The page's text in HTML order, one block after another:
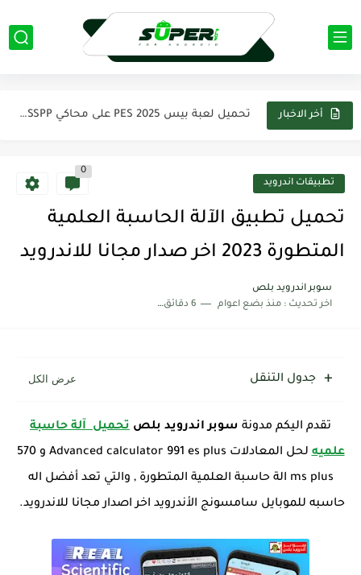
أخر الاخبار
تحميل تطبيق كيك Cake لتعلم اللغه الانجليزية اخر اصدار من...
تحميل لعبة بيس 2025 PES على محاكي PPSSPP تعليق عربي...
تحميل لعبة Modern Warships مهكرة 2025 من ميديافاير آخر اصدار... تطبيقات اندرويد
0
تحميل تطبيق الآلة الحاسبة العلمية
المتطورة 2023 اخر صدار مجانا للاندرويد
سوبر اندرويد بلص
اخر تحديث :منذ بضع اعوام 6 دقائق للقراءة
جدول التنقل
تقدم اليكم مدونة سوبر اندرويد بلص تحميلآلة حاسبة
علميهلحل المعادلات
Advanced calculator 991 es plus و 570
ms plus الة حاسبة العلمية المتطورة , والتي تعد أفضل اله
حاسبه للموبايل سامسونج الأندرويد اخر اصدار مجانا للاندرويد.